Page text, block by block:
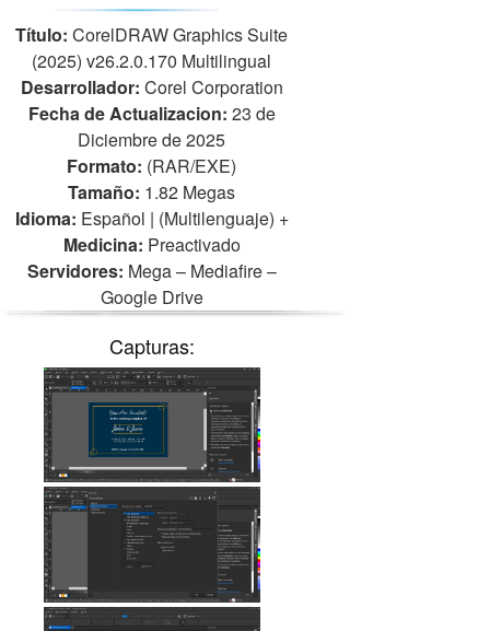
Título: CorelDRAW Graphics Suite
(2025) v26.2.0.170 Multilingual
Desarrollador: Corel Corporation
Fecha de Actualizacion: 23 de
Diciembre de 2025
Formato: (RAR/EXE)
Tamaño: 1.82 Megas
Idioma: Español | (Multilenguaje) +
Medicina: Preactivado
Servidores: Mega – Mediafire –
Google Drive
Capturas: